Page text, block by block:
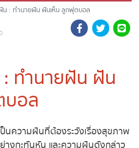
น
.
น : ทำนายฝัน ฝันเห็น ลูกฟุตบอล
ทำนายฝัน ฝัน
บอล
ป็นความฝันที่ต้องระวังเรื่อง
ป่วยอย่างกะทันหัน และความฝัน